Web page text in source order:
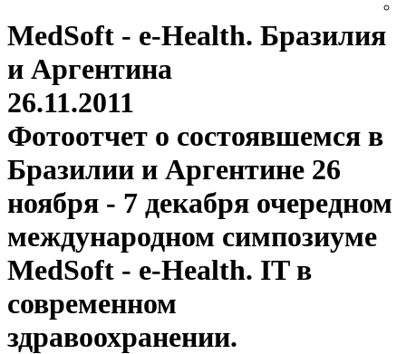
MedSoft - e-Health. Бразилия
и Аргентина
26.11.2011
Фотоотчет о состоявшемся в
Бразилии и Аргентине 26
ноября - 7 декабря очередном
международном симпозиуме
MedSoft - e-Health. IT в
современном
здравоохранении.